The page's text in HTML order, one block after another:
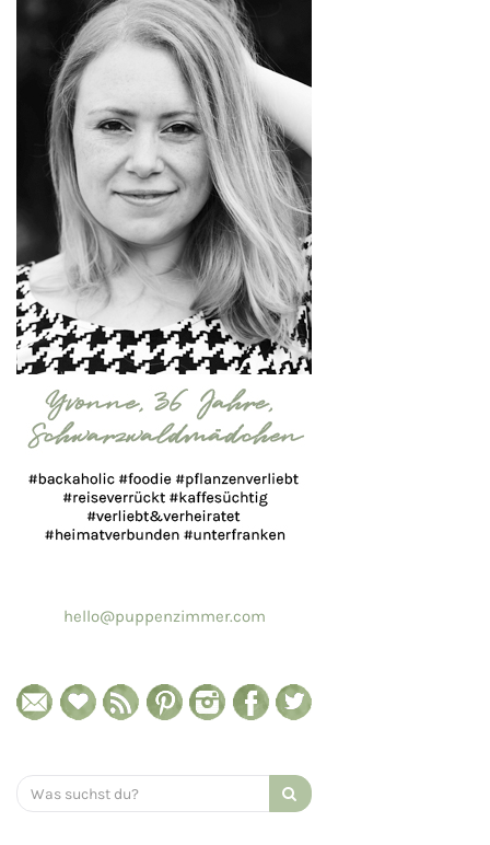
hello@puppenzimmer.com
Search
for: